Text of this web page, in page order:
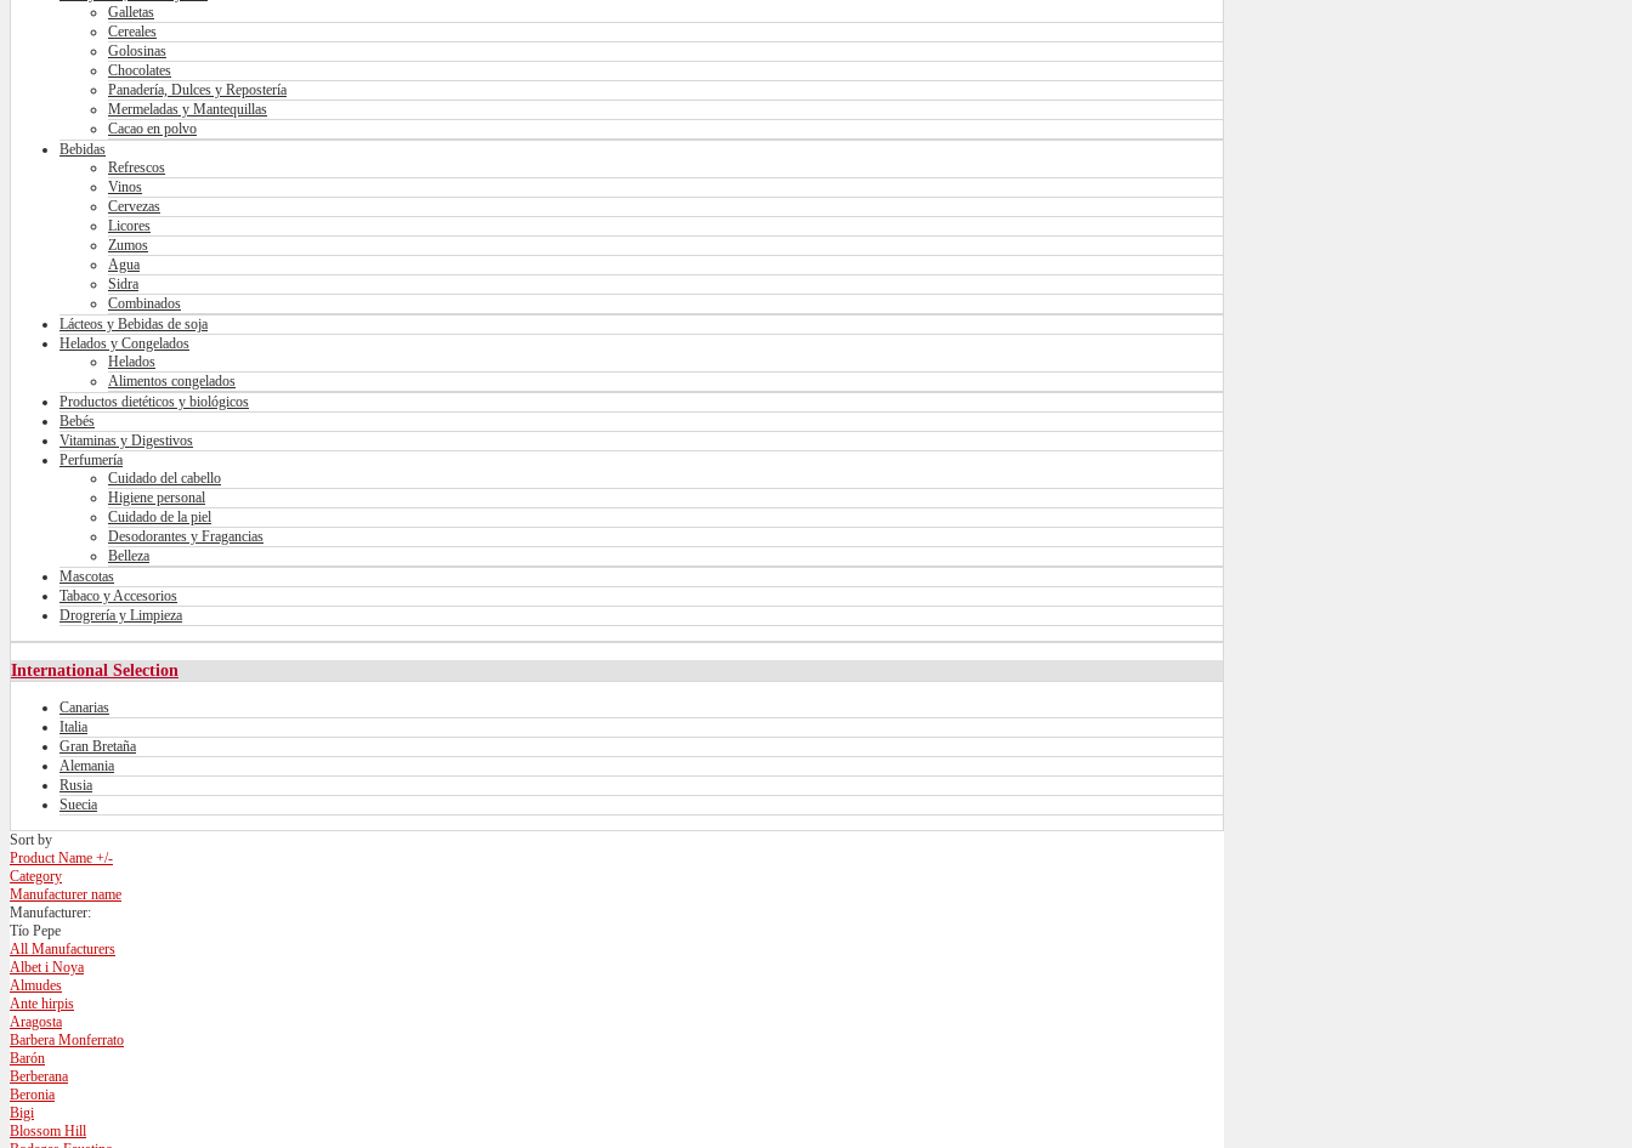
Galletas
Cereales
Golosinas
Chocolates
Panadería, Dulces y Repostería
Mermeladas y Mantequillas
Cacao en polvo
Bebidas
Refrescos
Vinos
Cervezas
Licores
Zumos
Agua
Sidra
Combinados
Lácteos y Bebidas de soja
Helados y Congelados
Helados
Alimentos congelados
Productos dietéticos y biológicos
Bebés
Vitaminas y Digestivos
Perfumería
Cuidado del cabello
Higiene personal
Cuidado de la piel
Desodorantes y Fragancias
Belleza
Mascotas
Tabaco y Accesorios
Drogrería y Limpieza
International Selection
Canarias
Italia
Gran Bretaña
Alemania
Rusia
Suecia
Sort by
Product Name +/-
Category
Manufacturer name
Manufacturer:
Tío Pepe
All Manufacturers
Albet i Noya
Almudes
Ante hirpis
Aragosta
Barbera Monferrato
Barón
Berberana
Beronia
Bigi
Blossom Hill